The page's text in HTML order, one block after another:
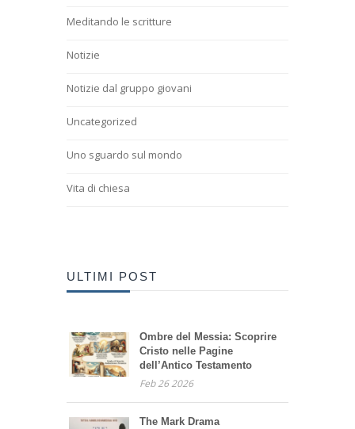
Meditando le scritture
Notizie
Notizie dal gruppo giovani
Uncategorized
Uno sguardo sul mondo
Vita di chiesa
ULTIMI POST
Ombre del Messia: Scoprire
Cristo nelle Pagine
dell’Antico Testamento
Feb 26 2026
The Mark Drama